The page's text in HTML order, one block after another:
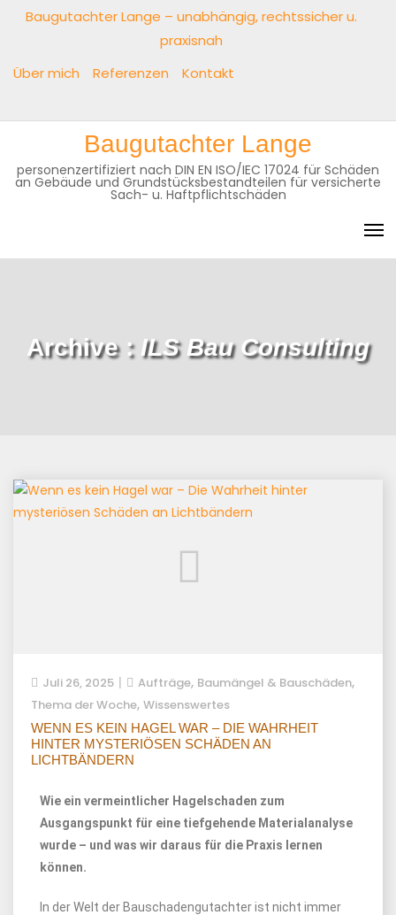
Baugutachter Lange – unabhängig, rechtssicher u.
praxisnah
Über mich
Referenzen Kontakt
Baugutachter Lange
personenzertifiziert nach DIN EN ISO/IEC 17024 für Schäden
an Gebäude und Grundstücksbestandteilen für versicherte
Sach- u. Haftpflichtschäden
Archive : ILS Bau Consulting
Juli 26, 2025 Aufträge, Baumängel & Bauschäden,
Thema der Woche, Wissenswertes
WENN ES KEIN HAGEL WAR – DIE WAHRHEIT
HINTER MYSTERIÖSEN SCHÄDEN AN
LICHTBÄNDERN
Wie ein vermeintlicher Hagelschaden zum
Ausgangspunkt für eine tiefgehende Materialanalyse
wurde – und was wir daraus für die Praxis lernen
können.
In der Welt der Bauschadengutachter ist nicht immer